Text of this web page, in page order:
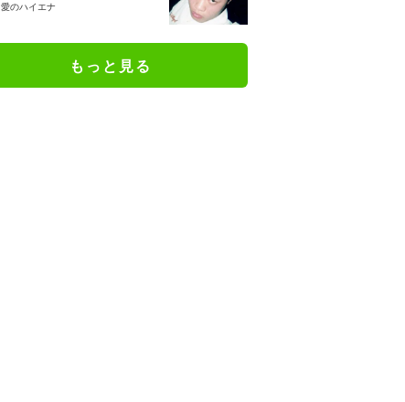
愛のハイエナ
もっと見る